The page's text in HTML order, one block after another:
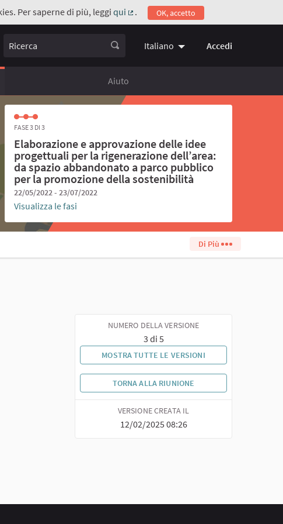
Per saperne di più, leggi qui
(Collegamento esterno)
. OK, accetto
Ricerca Italiano Choose language
Accedi
Aiuto
FASE 3 DI 3
Elaborazione e approvazione delle idee
progettuali per la rigenerazione dell’area:
da spazio abbandonato a parco pubblico
per la promozione della sostenibilità
22/05/2022 - 23/07/2022
Visualizza le fasi
Di Più
NUMERO DELLA VERSIONE
3 di 5
MOSTRA TUTTE LE VERSIONI
TORNA ALLA RIUNIONE
VERSIONE CREATA IL
12/02/2025 08:26